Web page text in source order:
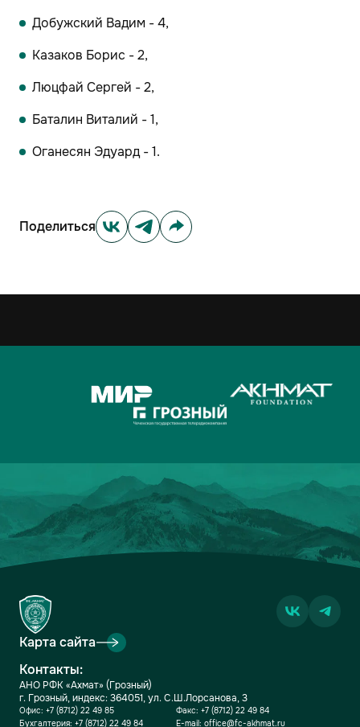
Добужский Вадим - 4,
Казаков Борис - 2,
Люцфай Сергей - 2,
Баталин Виталий - 1,
Оганесян Эдуард - 1.
Поделиться
Карта сайта
Контакты:
АНО РФК «Ахмат» (Грозный)
г. Грозный, индекс: 364051, ул. С.Ш.Лорсанова, 3
Офис: +7 (8712) 22 49 85
Бухгалтерия: +7 (8712) 22 49 84
Факс: +7 (8712) 22 49 84
E-mail: office@fc-akhmat.ru